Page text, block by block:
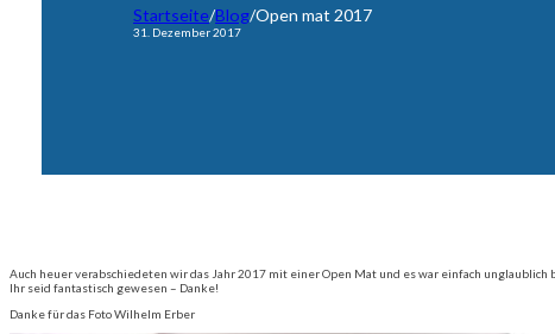
Startseite/Blog/Open mat 2017
31. Dezember 2017
Auch heuer verabschiedeten wir das Jahr 2017 mit einer Open Mat und es war einfach
Ihr seid fantastisch gewesen – Danke!
Danke für das Foto Wilhelm Erber